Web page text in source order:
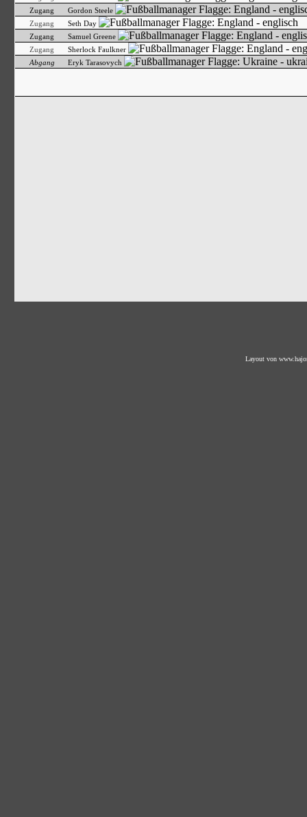
Zugang
Gordon Steele
Zugang
Seth Day
Zugang
Samuel Greene
Zugang
Sherlock Faulkner
Abgang
Eryk Tarasovych
Layout von